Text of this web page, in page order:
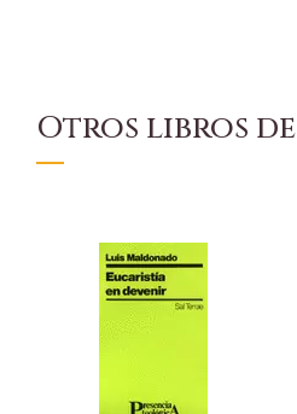
Otros libros